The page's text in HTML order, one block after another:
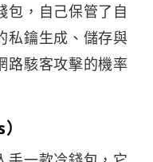
包，自己保管了自
私鑰生成、儲存與
路駭客攻擊的機率